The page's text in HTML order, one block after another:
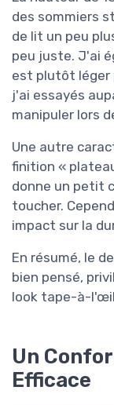
des sommiers
de lit un peu
peu juste. J'ai
est plutôt léger
j'ai essayés
manipuler lors
Une autre
finition «
donne un petit
toucher.
impact sur la
En résumé, le
bien pensé,
look tape-à-
Un
Efficace